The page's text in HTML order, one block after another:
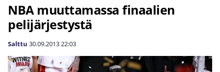
NBA muuttamassa finaalien
pelijärjestystä
Salttu 30.09.201322:03